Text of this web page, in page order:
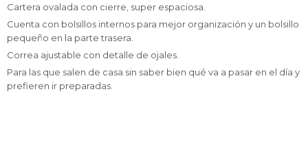
Cartera ovalada con cierre, super espaciosa.
Cuenta con bolsillos internos para mejor organización y un bolsillo
pequeño en la parte trasera.
Correa ajustable con detalle de ojales.
Para las que salen de casa sin saber bien qué va a pasar en el día y
prefieren ir preparadas.